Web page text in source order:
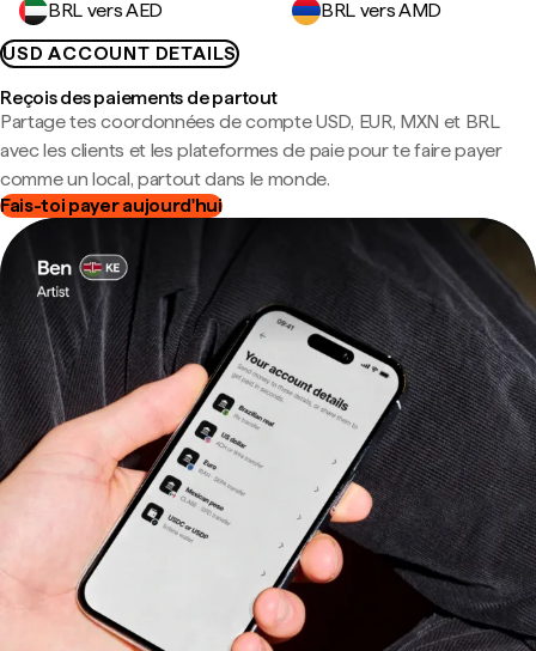
BRL vers AED
BRL vers AMD
USD ACCOUNT DETAILS
Reçois des paiements de partout
Partage tes coordonnées de compte USD, EUR, MXN et BRL
avec les clients et les plateformes de paie pour te faire payer
comme un local, partout dans le monde.
Fais-toi payer aujourd'hui